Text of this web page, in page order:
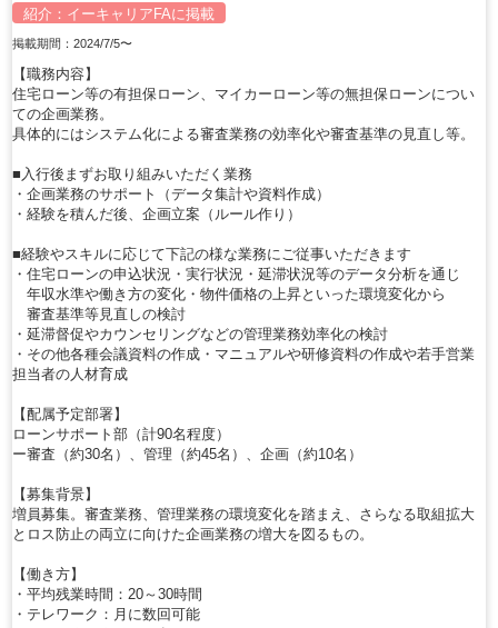
紹介： イーキャリアFAに掲載
掲載期間：2024/7/5〜
【職務内容】
住宅ローン等の有担保ローン、マイカーローン等の無担保ローンについ
ての企画業務。
具体的にはシステム化による審査業務の効率化や審査基準の見直し等。
■入行後まずお取り組みいただく業務
・企画業務のサポート（データ集計や資料作成）
・経験を積んだ後、企画立案（ルール作り）
■経験やスキルに応じて下記の様な業務にご従事いただきます
・住宅ローンの申込状況・実行状況・延滞状況等のデータ分析を通じ
年収水準や働き方の変化・物件価格の上昇といった環境変化から
審査基準等見直しの検討
・延滞督促やカウンセリングなどの管理業務効率化の検討
・その他各種会議資料の作成・マニュアルや研修資料の作成や若手営業
担当者の人材育成
【配属予定部署】
ローンサポート部（計90名程度）
ー審査（約30名）、管理（約45名）、企画（約10名）
【募集背景】
増員募集。審査業務、管理業務の環境変化を踏まえ、さらなる取組拡大
とロス防止の両立に向けた企画業務の増大を図るもの。
【働き方】
・平均残業時間：20～30時間
・テレワーク：月に数回可能